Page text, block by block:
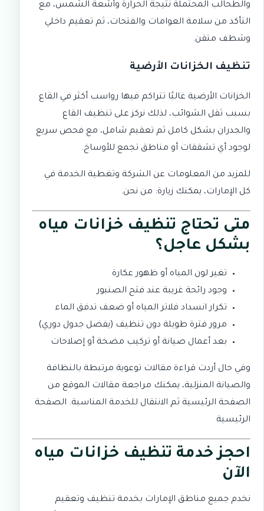
والطحالب المحتملة نتيجة الحرارة وأشعة الشمس، مع
التأكد من سلامة العوامات والفتحات، ثم تعقيم داخلي
وشطف متقن.
تنظيف الخزانات الأرضية
الخزانات الأرضية غالبًا تتراكم فيها رواسب أكثر في القاع
بسبب ثقل الشوائب، لذلك نركز على تنظيف القاع
والجدران بشكل كامل ثم تعقيم شامل، مع فحص سريع
لوجود أي تشققات أو مناطق تجمع للأوساخ.
للمزيد من المعلومات عن الشركة وتغطية الخدمة في
كل الإمارات، يمكنك زيارة: من نحن.
متى تحتاج تنظيف خزانات مياه
بشكل عاجل؟
تغير لون المياه أو ظهور عكارة
وجود رائحة غريبة عند فتح الصنبور
تكرار انسداد فلاتر المياه أو ضعف تدفق الماء
مرور فترة طويلة دون تنظيف (يفضل جدول دوري)
بعد أعمال صيانة أو تركيب مضخة أو إصلاحات
وفي حال أردت قراءة مقالات توعوية مرتبطة بالنظافة
والصيانة المنزلية، يمكنك مراجعة مقالات الموقع من
الصفحة الرئيسية ثم الانتقال للخدمة المناسبة. الصفحة
الرئيسية
احجز خدمة تنظيف خزانات مياه
الآن
نخدم جميع مناطق الإمارات بخدمة تنظيف وتعقيم